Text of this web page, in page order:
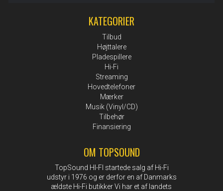
KATEGORIER
Tilbud
Højttalere
Pladespillere
Hi-Fi
Streaming
Hovedtelefoner
Mærker
Musik (Vinyl/CD)
Tilbehør
Finansiering
OM TOPSOUND
TopSound HI-FI startede salg af Hi-Fi
udstyr i 1976 og er derfor en af Danmarks
ældste Hi-Fi butikker Vi har et af landets